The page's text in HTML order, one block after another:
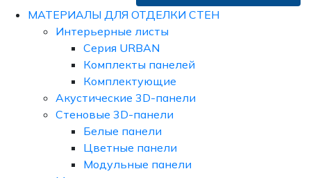
МАТЕРИАЛЫ ДЛЯ ОТДЕЛКИ СТЕН
Интерьерные листы
Серия URBAN
Комплекты панелей
Комплектующие
Акустические 3D-панели
Стеновые 3D-панели
Белые панели
Цветные панели
Модульные панели